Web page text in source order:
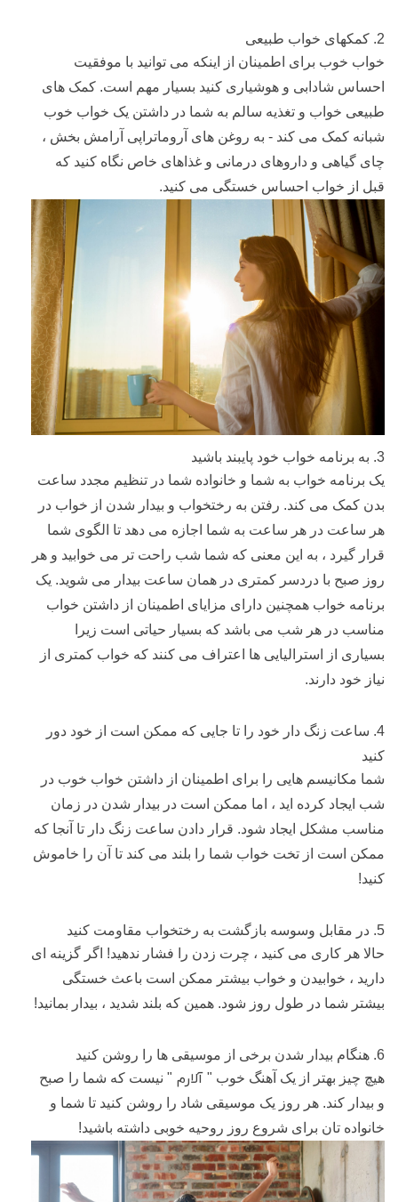
2. کمکهای خواب طبیعی
خواب خوب برای اطمینان از اینکه می توانید با موفقیت
احساس شادابی و هوشیاری کنید بسیار مهم است. کمک های
طبیعی خواب و تغذیه سالم به شما در داشتن یک خواب خوب
شبانه کمک می کند - به روغن های آروماتراپی آرامش بخش ،
چای گیاهی و داروهای درمانی و غذاهای خاص نگاه کنید که
قبل از خواب احساس خستگی می کنید.
3. به برنامه خواب خود پایبند باشید
یک برنامه خواب به شما و خانواده شما در تنظیم مجدد ساعت
بدن کمک می کند. رفتن به رختخواب و بیدار شدن از خواب در
هر ساعت در هر ساعت به شما اجازه می دهد تا الگوی شما
قرار گیرد ، به این معنی که شما شب راحت تر می خوابید و هر
روز صبح با دردسر کمتری در همان ساعت بیدار می شوید. یک
برنامه خواب همچنین دارای مزایای اطمینان از داشتن خواب
مناسب در هر شب می باشد که بسیار حیاتی است زیرا
بسیاری از استرالیایی ها اعتراف می کنند که خواب کمتری از
نیاز خود دارند.
4. ساعت زنگ دار خود را تا جایی که ممکن است از خود دور
کنید
شما مکانیسم هایی را برای اطمینان از داشتن خواب خوب در
شب ایجاد کرده اید ، اما ممکن است در بیدار شدن در زمان
مناسب مشکل ایجاد شود. قرار دادن ساعت زنگ دار تا آنجا که
ممکن است از تخت خواب شما را بلند می کند تا آن را خاموش
کنید!
5. در مقابل وسوسه بازگشت به رختخواب مقاومت کنید
حالا هر کاری می کنید ، چرت زدن را فشار ندهید! اگر گزینه ای
دارید ، خوابیدن و خواب بیشتر ممکن است باعث خستگی
بیشتر شما در طول روز شود. همین که بلند شدید ، بیدار بمانید!
6. هنگام بیدار شدن برخی از موسیقی ها را روشن کنید
هیچ چیز بهتر از یک آهنگ خوب " آلارم " نیست که شما را صبح
و بیدار کند. هر روز یک موسیقی شاد را روشن کنید تا شما و
خانواده تان برای شروع روز روحیه خوبی داشته باشید!